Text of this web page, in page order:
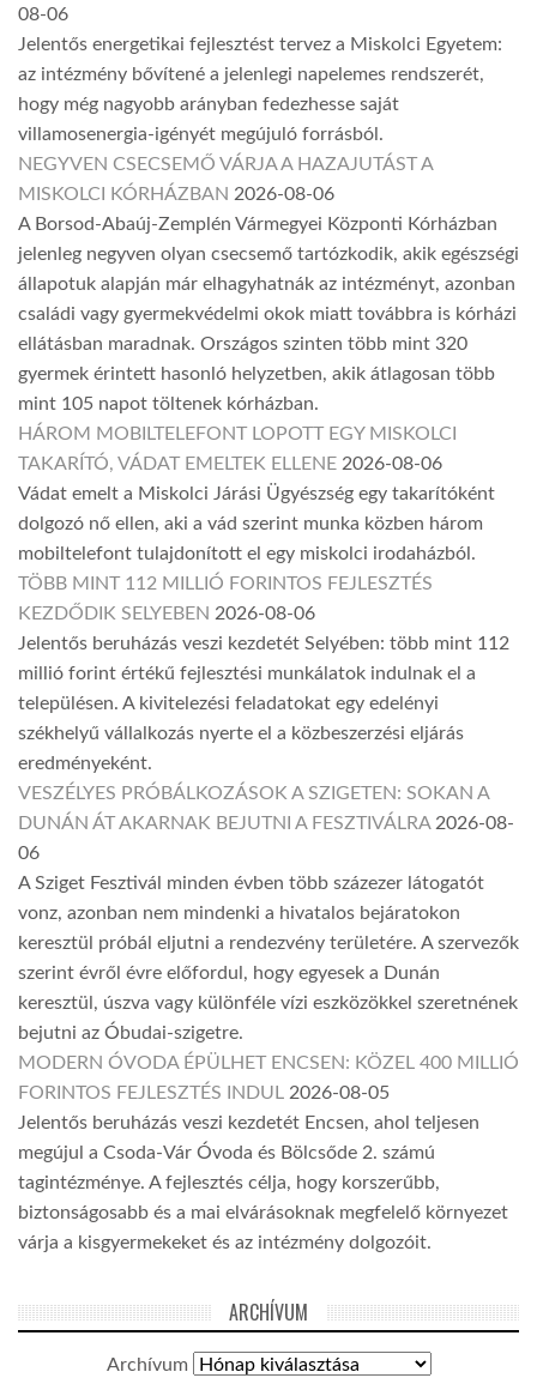
08-06
Jelentős energetikai fejlesztést tervez a Miskolci Egyetem:
az intézmény bővítené a jelenlegi napelemes rendszerét,
hogy még nagyobb arányban fedezhesse saját
villamosenergia-igényét megújuló forrásból.
NEGYVEN CSECSEMŐ VÁRJA A HAZAJUTÁST A
MISKOLCI KÓRHÁZBAN 2026-08-06
A Borsod-Abaúj-Zemplén Vármegyei Központi Kórházban
jelenleg negyven olyan csecsemő tartózkodik, akik egészségi
állapotuk alapján már elhagyhatnák az intézményt, azonban
családi vagy gyermekvédelmi okok miatt továbbra is kórházi
ellátásban maradnak. Országos szinten több mint 320
gyermek érintett hasonló helyzetben, akik átlagosan több
mint 105 napot töltenek kórházban.
HÁROM MOBILTELEFONT LOPOTT EGY MISKOLCI
TAKARÍTÓ, VÁDAT EMELTEK ELLENE 2026-08-06
Vádat emelt a Miskolci Járási Ügyészség egy takarítóként
dolgozó nő ellen, aki a vád szerint munka közben három
mobiltelefont tulajdonított el egy miskolci irodaházból.
TÖBB MINT 112 MILLIÓ FORINTOS FEJLESZTÉS
KEZDŐDIK SELYEBEN 2026-08-06
Jelentős beruházás veszi kezdetét Selyében: több mint 112
millió forint értékű fejlesztési munkálatok indulnak el a
településen. A kivitelezési feladatokat egy edelényi
székhelyű vállalkozás nyerte el a közbeszerzési eljárás
eredményeként.
VESZÉLYES PRÓBÁLKOZÁSOK A SZIGETEN: SOKAN A
DUNÁN ÁT AKARNAK BEJUTNI A FESZTIVÁLRA 2026-08-
06
A Sziget Fesztivál minden évben több százezer látogatót
vonz, azonban nem mindenki a hivatalos bejáratokon
keresztül próbál eljutni a rendezvény területére. A szervezők
szerint évről évre előfordul, hogy egyesek a Dunán
keresztül, úszva vagy különféle vízi eszközökkel szeretnének
bejutni az Óbudai-szigetre.
MODERN ÓVODA ÉPÜLHET ENCSEN: KÖZEL 400 MILLIÓ
FORINTOS FEJLESZTÉS INDUL 2026-08-05
Jelentős beruházás veszi kezdetét Encsen, ahol teljesen
megújul a Csoda-Vár Óvoda és Bölcsőde 2. számú
tagintézménye. A fejlesztés célja, hogy korszerűbb,
biztonságosabb és a mai elvárásoknak megfelelő környezet
várja a kisgyermekeket és az intézmény dolgozóit.
ARCHÍVUM
Archívum